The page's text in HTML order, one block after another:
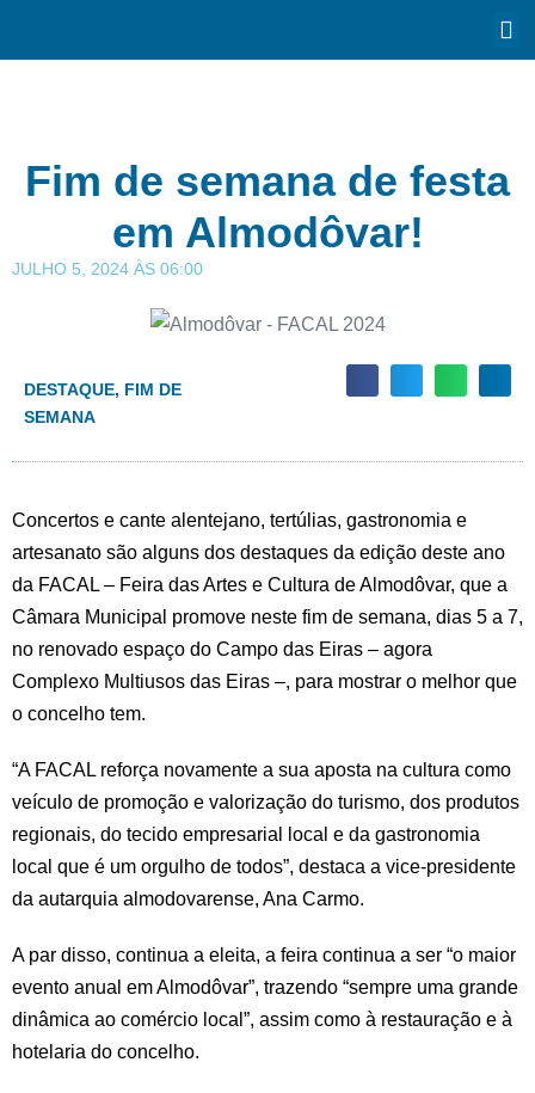
Fim de semana de festa
em Almodôvar!
JULHO 5, 2024 ÀS 06:00
DESTAQUE, FIM DE
SEMANA
Concertos e cante alentejano, tertúlias, gastronomia e
artesanato são alguns dos destaques da edição deste ano
da FACAL – Feira das Artes e Cultura de Almodôvar, que a
Câmara Municipal promove neste fim de semana, dias 5 a 7,
no renovado espaço do Campo das Eiras – agora
Complexo Multiusos das Eiras –, para mostrar o melhor que
o concelho tem.
“A FACAL reforça novamente a sua aposta na cultura como
veículo de promoção e valorização do turismo, dos produtos
regionais, do tecido empresarial local e da gastronomia
local que é um orgulho de todos”, destaca a vice-presidente
da autarquia almodovarense, Ana Carmo.
A par disso, continua a eleita, a feira continua a ser “o maior
evento anual em Almodôvar”, trazendo “sempre uma grande
dinâmica ao comércio local”, assim como à restauração e à
hotelaria do concelho.